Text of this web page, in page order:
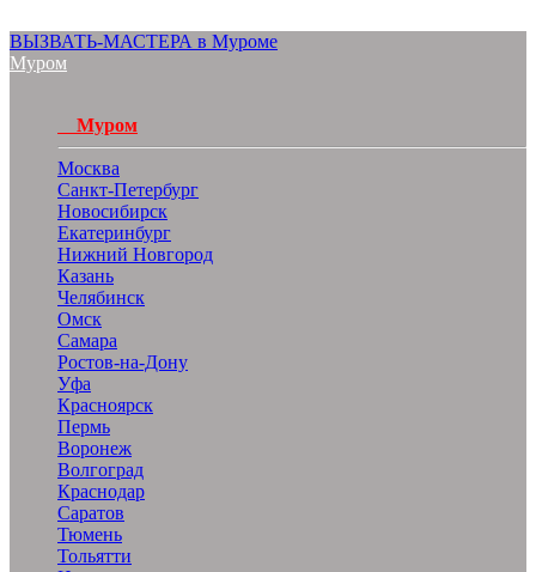
ВЫЗВАТЬ-МАСТЕРА в Муроме
Муром
Муром
Москва
Санкт-Петербург
Новосибирск
Екатеринбург
Нижний Новгород
Казань
Челябинск
Омск
Самара
Ростов-на-Дону
Уфа
Красноярск
Пермь
Воронеж
Волгоград
Краснодар
Саратов
Тюмень
Тольятти